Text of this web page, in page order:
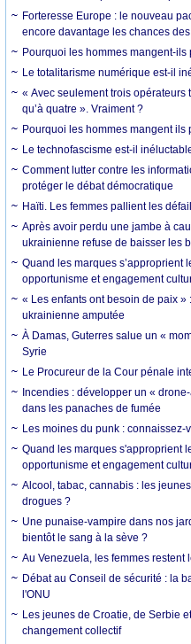
Forteresse Europe : le nouveau
encore davantage les chances
Pourquoi les hommes mangent-
Le totalitarisme numérique est-il
« Avec seulement trois opérateurs
qu’à quatre ». Vraiment ?
Pourquoi les hommes mangent
Le technofascisme est-il
Comment lutter contre les
protéger le débat démocratique
Haïti. Les femmes pallient les
Après avoir perdu une jambe à
ukrainienne refuse de baisser les
Quand les marques s’approprient
opportunisme et engagement
« Les enfants ont besoin de paix
ukrainienne amputée
À Damas, Guterres salue un «
Syrie
Le Procureur de la Cour pénale
Incendies : développer un «
dans les panaches de fumée
Les moines du punk :
Quand les marques s'approprient
opportunisme et engagement
Alcool, tabac, cannabis : les
drogues ?
Une punaise-vampire dans nos
bientôt le sang à la sève ?
Au Venezuela, les femmes
Débat au Conseil de sécurité : la
l'ONU
Les jeunes de Croatie, de Serbie
changement collectif